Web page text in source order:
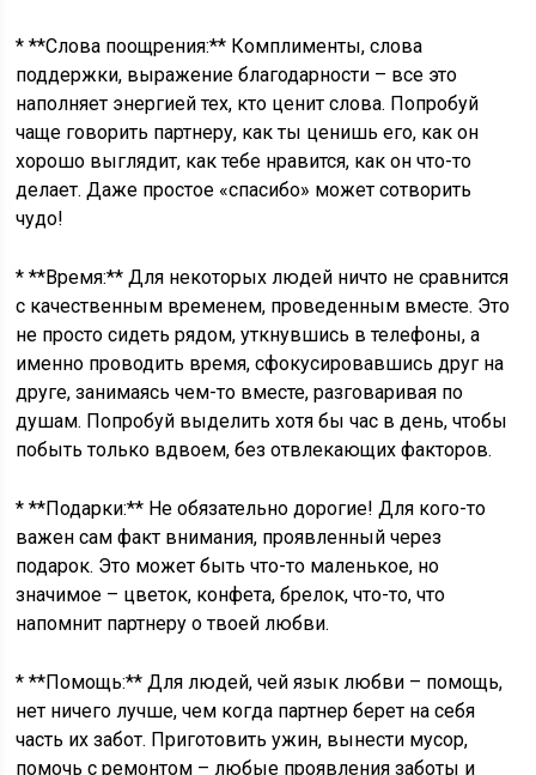
* **Слова поощрения:** Комплименты, слова
поддержки, выражение благодарности – все это
наполняет энергией тех, кто ценит слова. Попробуй
чаще говорить партнеру, как ты ценишь его, как он
хорошо выглядит, как тебе нравится, как он что-то
делает. Даже простое «спасибо» может сотворить
чудо!
* **Время:** Для некоторых людей ничто не сравнится
с качественным временем, проведенным вместе. Это
не просто сидеть рядом, уткнувшись в телефоны, а
именно проводить время, сфокусировавшись друг на
друге, занимаясь чем-то вместе, разговаривая по
душам. Попробуй выделить хотя бы час в день, чтобы
побыть только вдвоем, без отвлекающих факторов.
* **Подарки:** Не обязательно дорогие! Для кого-то
важен сам факт внимания, проявленный через
подарок. Это может быть что-то маленькое, но
значимое – цветок, конфета, брелок, что-то, что
напомнит партнеру о твоей любви.
* **Помощь:** Для людей, чей язык любви – помощь,
нет ничего лучше, чем когда партнер берет на себя
часть их забот. Приготовить ужин, вынести мусор,
помочь с ремонтом – любые проявления заботы и